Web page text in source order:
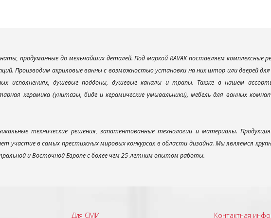
продуманные до мельчайших деталей. Под маркой RAVAK поставляем комплексные
Производим акриловые ванны с возможностью установки на них штор или дверей
исполнениях, душевые поддоны, душевые каналы и трапы. Также в нашем
керамика (унитазы, биде и керамические умывальники), мебель для ванных
технические решения, запатентованные технологии и материалы. Продукция
участие в самых престижных мировых конкурсах в области дизайна. Мы являемся
и Восточной Европе с более чем 25-летним опытом работы.
Для СМИ Контактная